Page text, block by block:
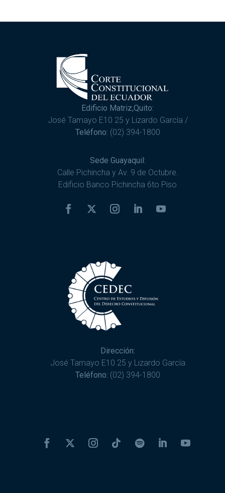
Edificio Matriz,Quito:
José Tamayo E10 25 y Lizardo García /
Teléfono: (02) 394-1800
Sede Guayaquil:
Calle Pichincha y Av. 9 de Octubre.
Edificio Banco Pichincha 6to Piso
Dirección:
José Tamayo E10 25 y Lizardo García
Teléfono: (02) 394-1800